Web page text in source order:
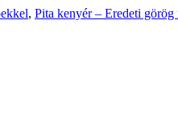
, Pita kenyér – Eredeti görög